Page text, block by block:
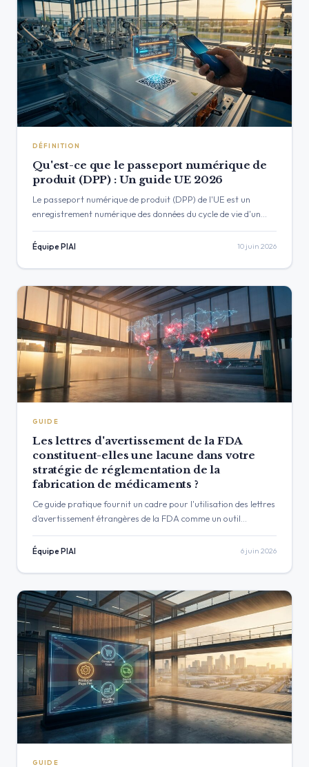
DÉFINITION
Qu'est-ce que le passeport numérique de
produit (DPP) : Un guide UE 2026
Le passeport numérique de produit (DPP) de l'UE est un
enregistrement numérique des données du cycle de vie d'un
Équipe PIAI 10 juin 2026
GUIDE
Les lettres d'avertissement de la FDA
constituent-elles une lacune dans votre
stratégie de réglementation de la
fabrication de médicaments ?
Ce guide pratique fournit un cadre pour l'utilisation des lettres
d'avertissement étrangères de la FDA comme un outil
d'approvisionnement des API…
Équipe PIAI 6 juin 2026
GUIDE